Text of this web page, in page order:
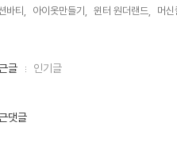
바티,
아이옷만들기, 윈터 원더랜드, 머신
글 인기글
댓글